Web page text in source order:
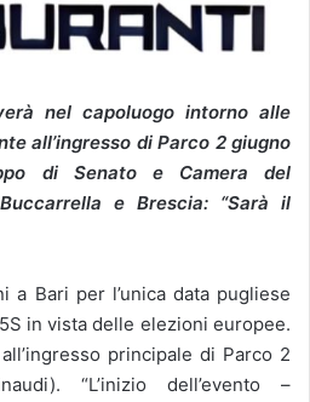
nel capoluogo intorno alle
all’ingresso di Parco 2 giugno
di Senato e Camera del
e Brescia: “Sarà il
a Bari per l’unica data pugliese
in vista delle elezioni europee.
principale di Parco 2
“L’inizio dell’evento –